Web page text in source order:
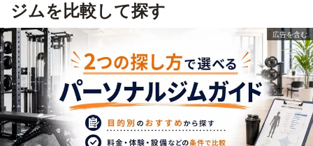
ジムを比較して探す